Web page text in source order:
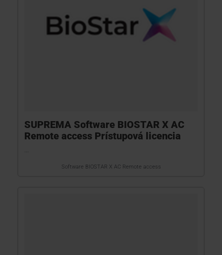
SUPREMA Software BIOSTAR X AC
Remote access Prístupová licencia
Software BIOSTAR X AC Remote access